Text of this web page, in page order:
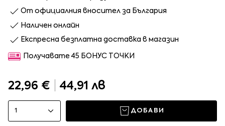
От официалния вносител за България
Наличен онлайн
Експресна безплатна доставка в магазин
Получавате 45 БОНУС ТОЧКИ
22,96 € 44,91 лв
1 ДОБАВИ